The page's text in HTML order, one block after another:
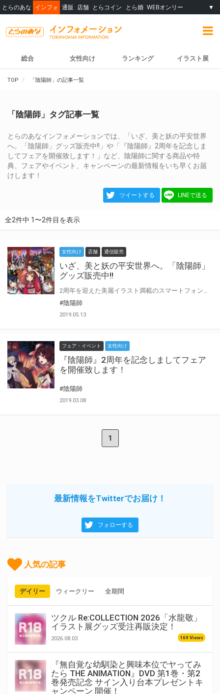
とらのあな インフォ 通販 店舗 とらコイン とら婚 WEBオンリー ▼
総合 女性向け ランキング イラスト展
TOP 「陰陽師」の記事一覧
「陰陽師」タグ記事一覧
とらのあなインフォメーションでは、「いざ、美と妖の平安世界
へ。「陰陽師」グッズ販売中!!」や「『陰陽師』2周年を記念しま
してフェアを開催致します！」など、陰陽師に関する商品や特
典、フェアやイベント、キャンペーンの最新情報をいち早くお届
けします！
ツイートする LINEで送る
全2件中 1〜2件目を表示
女性向け 店舗 通信販売
いざ、美と妖の平安世界へ。「陰陽師」
グッズ販売中!!
#陰陽師
2019.05.13
フェア・イベント 女性向け
『陰陽師』2周年を記念しましてフェア
を開催致します！
#陰陽師
2019.03.08
1
最新情報をTwitterでお届け！
フォローする
人気の記事
デイリー ウィークリー 全期間
ツクル Re:COLLECTION 2026「水龍敬」
イラスト展グッズ受注再販決定！
2026.08.03 169 Views
『無自覚な幼馴染と興味本位でヤってみ
たら THE ANIMATION』DVD 第1巻・第2
巻発売記念 サイン入り台本プレゼントキ
ャンペーン 開催！